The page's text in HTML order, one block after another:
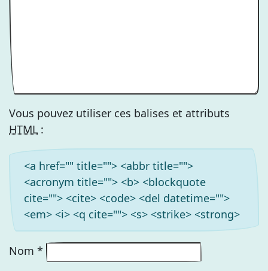
Vous pouvez utiliser ces balises et attributs
HTML :
<a href="" title=""> <abbr title="">
<acronym title=""> <b> <blockquote
cite=""> <cite> <code> <del datetime="">
<em> <i> <q cite=""> <s> <strike> <strong>
Nom *